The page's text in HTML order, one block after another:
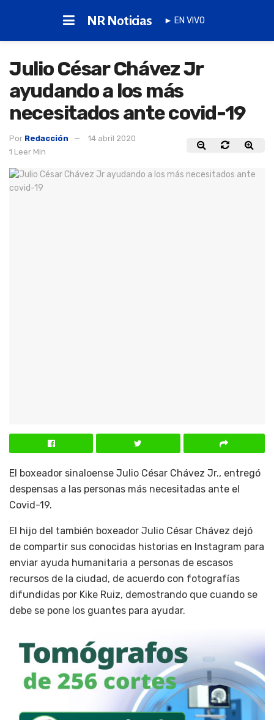
NR Noticias ► EN VIVO
Julio César Chávez Jr
ayudando a los más
necesitados ante covid-19
Por Redacción
14 abril 2020
1 Leer Min
El boxeador sinaloense Julio César Chávez Jr., entregó
despensas a las personas más necesitadas ante el
Covid-19.
El hijo del también boxeador Julio César Chávez dejó
de compartir sus conocidas historias en Instagram para
enviar ayuda humanitaria a personas de escasos
recursos de la ciudad, de acuerdo con fotografías
difundidas por Kike Ruiz, demostrando que cuando se
debe se pone los guantes para ayudar.